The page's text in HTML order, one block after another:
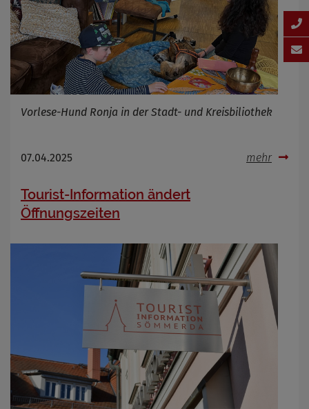
Vorlese-Hund Ronja in der Stadt- und Kreisbiliothek
07.04.2025 mehr
Tourist-Information ändert
Öffnungszeiten